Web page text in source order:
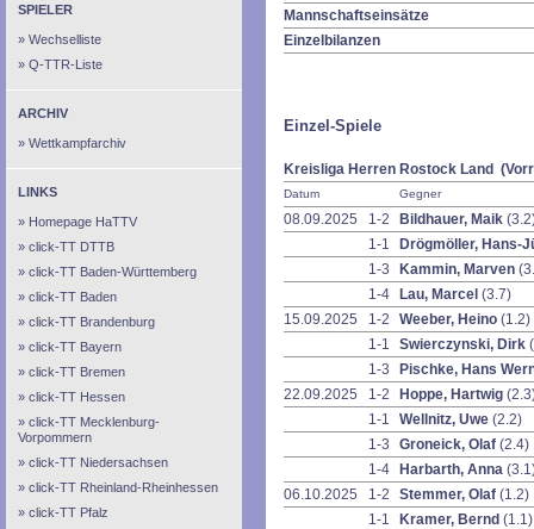
SPIELER
Wechselliste
Q-TTR-Liste
ARCHIV
Wettkampfarchiv
LINKS
Homepage HaTTV
click-TT DTTB
click-TT Baden-Württemberg
click-TT Baden
click-TT Brandenburg
click-TT Bayern
click-TT Bremen
click-TT Hessen
click-TT Mecklenburg-
Vorpommern
click-TT Niedersachsen
click-TT Rheinland-Rheinhessen
click-TT Pfalz
Mannschaftseinsätze
Einzelbilanzen
Einzel-Spiele
Kreisliga Herren Rostock Land
Datum Gegner
08.09.2025 1-2 Bildhauer, Maik
1-1
Drögmöller, Hans-
1-3
Kammin, Marven
1-4
Lau, Marcel (3.7)
15.09.2025
1-2 Weeber, Heino (1.2)
1-1
Swierczynski, Dirk
1-3
Pischke, Hans
22.09.2025
1-2 Hoppe, Hartwig
1-1
Wellnitz, Uwe (2.2)
1-3
Groneick, Olaf (2.4)
1-4
Harbarth, Anna
06.10.2025
1-2 Stemmer, Olaf (1.2)
1-1
Kramer, Bernd (1.1)